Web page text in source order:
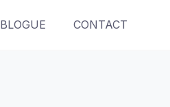
BLOGUE CONTACT